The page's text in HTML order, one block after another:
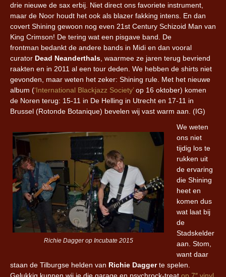
drie nieuwe de sax erbij. Niet direct ons favoriete instrument,
maar de Noor houdt het ook als blazer fakking intens. En dan
covert Shining gewoon nog even 21st Century Schizoid Man van
King Crimson! De tering wat een pisgave band. De
frontman bedankt de andere bands in Midi en dan vooral
curator Dead Neanderthals , waarmee ze jaren terug bevriend
raakten en in 2011 al een tour deden. We hebben de shirts niet
gevonden, maar weten het zeker: Shining rule. Met het nieuwe
album (‘International Blackjazz Society’op 16 oktober) komen
de Noren terug: 15-11 in De Helling in Utrecht en 17-11 in
Brussel (Rotonde Botanique) bevelen wij vast warm aan. (IG)
Richie Dagger op Incubate 2015
We weten
ons niet
tijdig los te
rukken uit
de ervaring
die Shining
heet en
komen dus
wat laat bij
de
Stadskelder
aan. Stom,
want daar
staan de Tilburgse helden van Richie Daggerte spelen.
Gelukkig kunnen wij je die garage en psychrock-treat op 7″ vinyl